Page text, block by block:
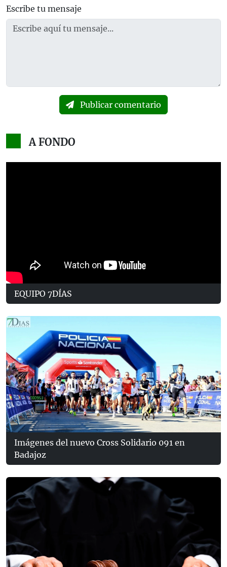
Escribe tu mensaje
Publicar comentario
A FONDO
EQUIPO 7DÍAS
Imágenes del nuevo Cross Solidario 091 en
Badajoz